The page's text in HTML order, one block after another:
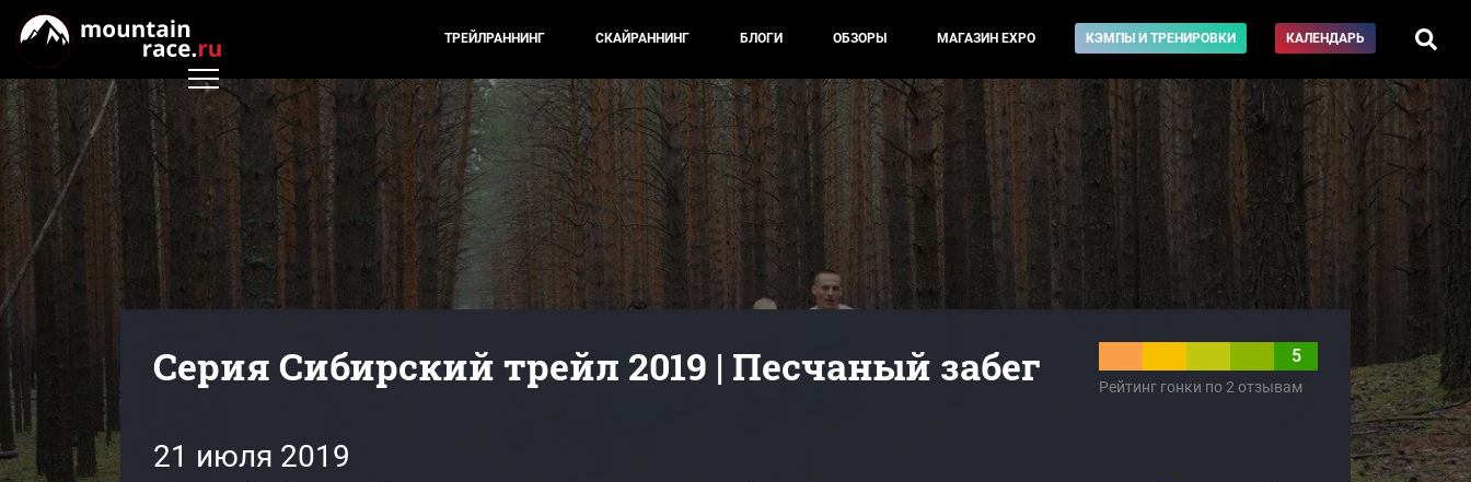
ТРЕЙЛРАННИНГ СКАЙРАННИНГ БЛОГИ ОБЗОРЫ МАГАЗИН EXPO КЭМПЫ И ТРЕНИРОВКИ КАЛЕНДАРЬ
Серия Сибирский трейл 2019 | Песчаный забег 5
Рейтинг гонки по 2 отзывам
21 июля 2019